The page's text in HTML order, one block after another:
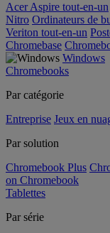
Acer Aspire tout-en-un
Nitro Ordinateurs de
Veriton tout-en-un
Chromebase
Windows
Chromebooks
Par catégorie
Entreprise Jeux en
Par solution
Chromebook Plus
on Chromebook
Tablettes
Par série